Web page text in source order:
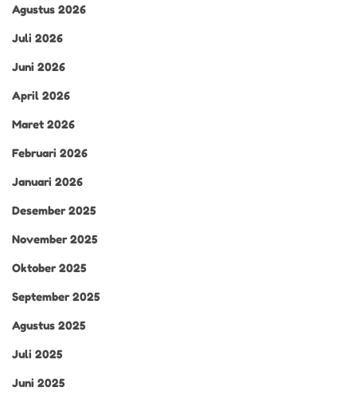
Agustus 2026
Juli 2026
Juni 2026
April 2026
Maret 2026
Februari 2026
Januari 2026
Desember 2025
November 2025
Oktober 2025
September 2025
Agustus 2025
Juli 2025
Juni 2025